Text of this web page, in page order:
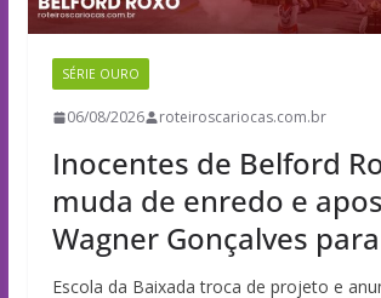
SÉRIE OURO
06/08/2026 roteiroscariocas.com.br
Inocentes de Belford
muda de enredo e
Wagner Gonçalves
Escola da Baixada troca de projeto e